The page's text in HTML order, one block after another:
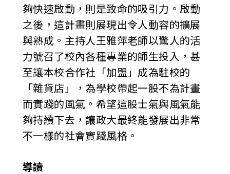
夠快速啟動，則是致命的吸引力。啟動
之後，這計畫則展現出令人動容的擴展
與熟成。主持人王雅萍老師以驚人的活
力號召了校內各種專業的師生投入，甚
至讓本校合作社「加盟」成為駐校的
「雜貨店」，為學校帶起一股不為計畫
而實踐的風氣。希望這股士氣與風氣能
夠持續下去，讓政大最終能發展出非常
不一樣的社會實踐風格。
導讀